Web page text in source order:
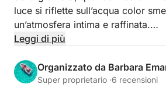
luce si riflette sull’acqua color
un’atmosfera intima e raffinata.
spettacolari sulle isole più belle
rocce granitiche si tingono di oro
Leggi di più
Organizzato da Barbara
Super proprietario ·6 recensioni